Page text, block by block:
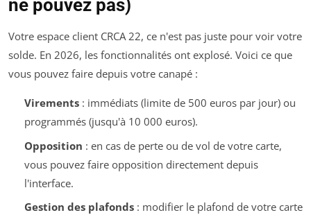
ne pouvez pas)
Votre espace client CRCA 22, ce n'est pas juste pour voir votre
solde. En 2026, les fonctionnalités ont explosé. Voici ce que
vous pouvez faire depuis votre canapé :
Virements: immédiats (limite de 500 euros par jour) ou
programmés (jusqu'à 10 000 euros).
Opposition : en cas de perte ou de vol de votre carte,
vous pouvez faire opposition directement depuis
l'interface.
Gestion des plafonds: modifier le plafond de votre carte